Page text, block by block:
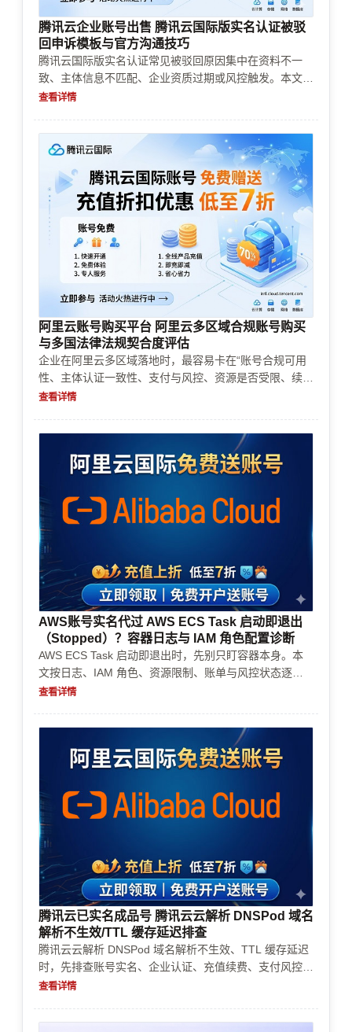
腾讯云企业账号出售 腾讯云国际版实名认证被驳
回申诉模板与官方沟通技巧
腾讯云国际版实名认证常见被驳回原因集中在资料不一
致、主体信息不匹配、企业资质过期或风控触发。本文给
出可直接套用的申诉模板要点、补料清单、以及与官方沟
核通过并减少再次被拒。
查看详情
阿里云账号购买平台 阿里云多区域合规账号购买
与多国法律法规契合度评估
企业在阿里云多区域落地时，最容易卡在“账号合规可用
性、主体认证一致性、支付与风控、资源是否受限、续费
成本不可控”。本文按决策路径，给出多区域账号购买、
择、风控审核应对、资源限制规避与成本控制方法，并附
多国场景评估清单与常见错误。帮助你在购买前把风险讲
清楚、落地前把证据备齐。
查看详情
AWS账号实名代过 AWS ECS Task 启动即退出
（Stopped）？容器日志与 IAM 角色配置诊断
AWS ECS Task 启动即退出时，先别只盯容器本身。本
文按日志、IAM 角色、资源限制、账单与风控状态逐步
排查，帮助判断是应用问题、权限问题还是账号/费用环
查看详情
腾讯云已实名成品号 腾讯云云解析 DNSPod 域名
解析不生效/TTL 缓存延迟排查
腾讯云云解析 DNSPod 域名解析不生效、TTL 缓存延迟
时，先排查账号实名、企业认证、充值续费、支付风控、
NS 指向与记录值是否一致，本文按实际排障顺序给出判
查看详情